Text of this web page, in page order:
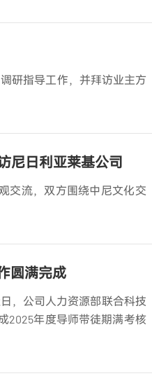
研指导工作，并拜访业主方
尼日利亚莱基公司
交流，双方围绕中尼文化交
圆满完成
，公司人力资源部联合科技
2025年度导师带徒期满考核